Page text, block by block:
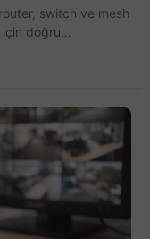
switch ve mesh
doğru